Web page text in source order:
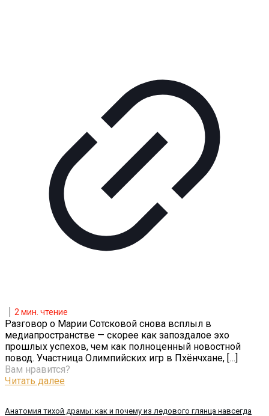
Анатомия тихой драмы: как и почему из ледового глянца навсегда
2мин. чтение
Разговор о Марии Сотсковой снова всплыл в
медиапространстве — скорее как запоздалое эхо
прошлых успехов, чем как полноценный новостной
повод. Участница Олимпийских игр в Пхёнчхане, […]
Вам нравится?
Читать далее